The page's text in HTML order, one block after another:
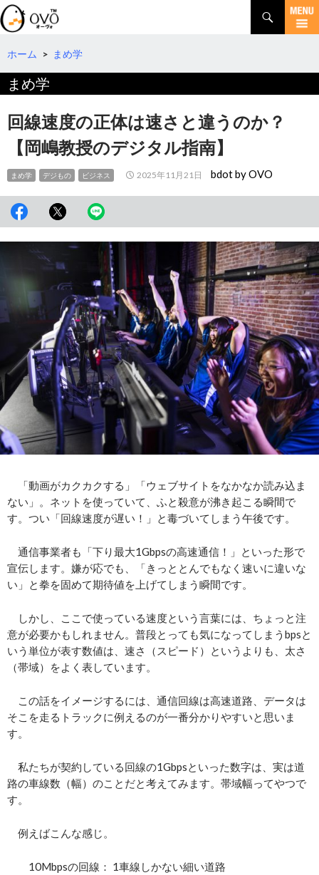
検
索
コ
テ
へ
移
動
ホーム > まめ学
まめ学
回線速度の正体は速さと違うのか？
【岡嶋教授のデジタル指南】
まめ学 デジもの ビジネス 2025年11月21日 bdot by OVO
「動画がカクカクする」「ウェブサイトをなかなか読み込ま
ない」。ネットを使っていて、ふと殺意が沸き起こる瞬間で
す。つい「回線速度が遅い！」と毒づいてしまう午後です。
通信事業者も「下り最大1Gbpsの高速通信！」といった形で
宣伝します。嫌が応でも、「きっととんでもなく速いに違いな
い」と拳を固めて期待値を上げてしまう瞬間です。
しかし、ここで使っている速度という言葉には、ちょっと注
意が必要かもしれません。普段とっても気になってしまうbpsと
いう単位が表す数値は、速さ（スピード）というよりも、太さ
（帯域）をよく表しています。
この話をイメージするには、通信回線は高速道路、データは
そこを走るトラックに例えるのが一番分かりやすいと思いま
す。
私たちが契約している回線の1Gbpsといった数字は、実は道
路の車線数（幅）のことだと考えてみます。帯域幅ってやつで
す。
例えばこんな感じ。
10Mbpsの回線： 1車線しかない細い道路